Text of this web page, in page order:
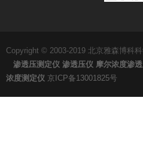
Copyright © 2003-2019 北京雅森博科
渗透压测定仪 渗透压仪 摩尔浓度渗
浓度测定仪 京ICP备13001825号